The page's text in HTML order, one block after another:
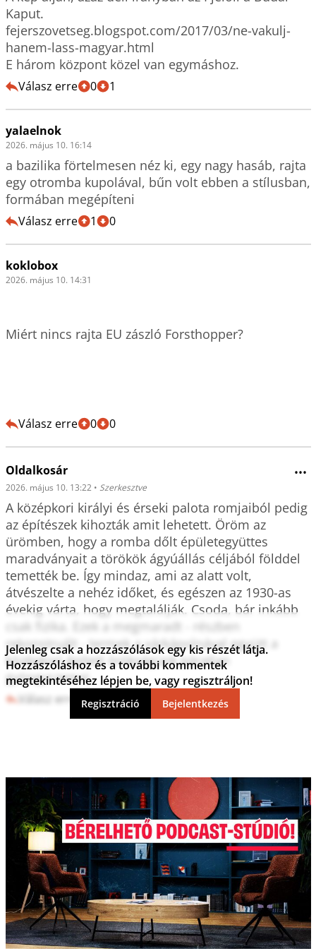
Kaput.
fejerszovetseg.blogspot.com/2017/03/ne-vakulj-
hanem-lass-magyar.html
E három központ közel van egymáshoz.
Válasz erre 0 1
yalaelnok
2026. május 10. 16:14
a bazilika förtelmesen néz ki, egy nagy hasáb, rajta
egy otromba kupolával, bűn volt ebben a stílusban,
formában megépíteni
Válasz erre 1 0
koklobox
2026. május 10. 14:31
Miért nincs rajta EU zászló Forsthopper?
Válasz erre 0 0
Oldalkosár •••
2026. május 10. 13:22 • Szerkesztve
A középkori királyi és érseki palota romjaiból pedig
az építészek kihozták amit lehetett. Öröm az
ürömben, hogy a romba dőlt épületegyüttes
maradványait a törökök ágyúállás céljából földdel
temették be. Így mindaz, ami az alatt volt,
átvészelte a nehéz időket, és egészen az 1930-as
évekig várta, hogy megtalálják. Csoda, bár inkább
csak fizika. Ezek a megmaradt - részben
rekonstruált - termek a várkápolnával együtt a
középkori épített örökségünk páratlan
gyöngyszemei.
Válasz erre 0 0
Jelenleg csak a hozzászólások egy kis részét látja.
Hozzászóláshoz és a további kommentek
megtekintéséhez lépjen be, vagy regisztráljon!
Regisztráció Bejelentkezés